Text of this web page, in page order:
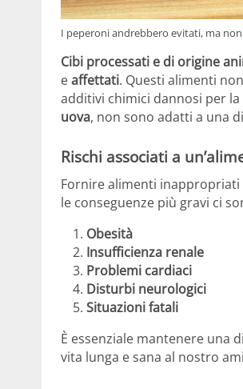
I peperoni andrebbero evitati, ma
Cibi processati e di origine
eaffettati. Questi alimenti
additivi chimici dannosi per
uova, non sono adatti a una
Rischi associati a
Fornire alimenti
le conseguenze più gravi ci
Obesità
Insufficienza renale
Problemi cardiaci
Disturbi neurologici
Situazioni fatali
È essenziale mantenere una
vita lunga e sana al nostro